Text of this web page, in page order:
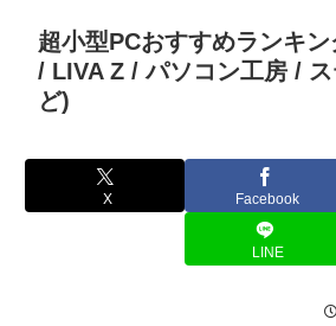
超小型PCおすすめランキ
/ LIVA Z / パソコン工房 /
ど)
X Facebook
LINE